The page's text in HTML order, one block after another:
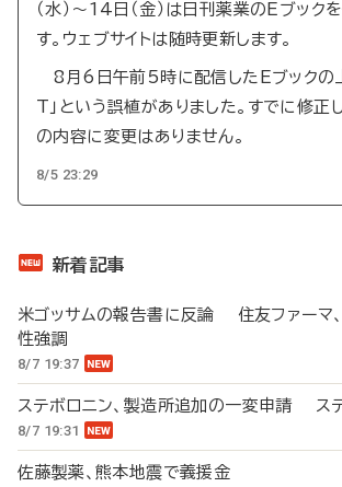
（水）～14日（金）は日刊薬業のEブック
す。ウェブサイトは随時更新します。
8月6日午前5時に配信したEブックの
T」という誤植がありました。すでに修正
の内容に変更はありません。
8/5 23:29
新着記事
米ゴッサムの報告書に反論 住友ファーマ
性強調
8/7 19:37
ステボロニン、製造所追加の一変申請 ス
8/7 19:31
佐藤製薬、熊本地震で義援金